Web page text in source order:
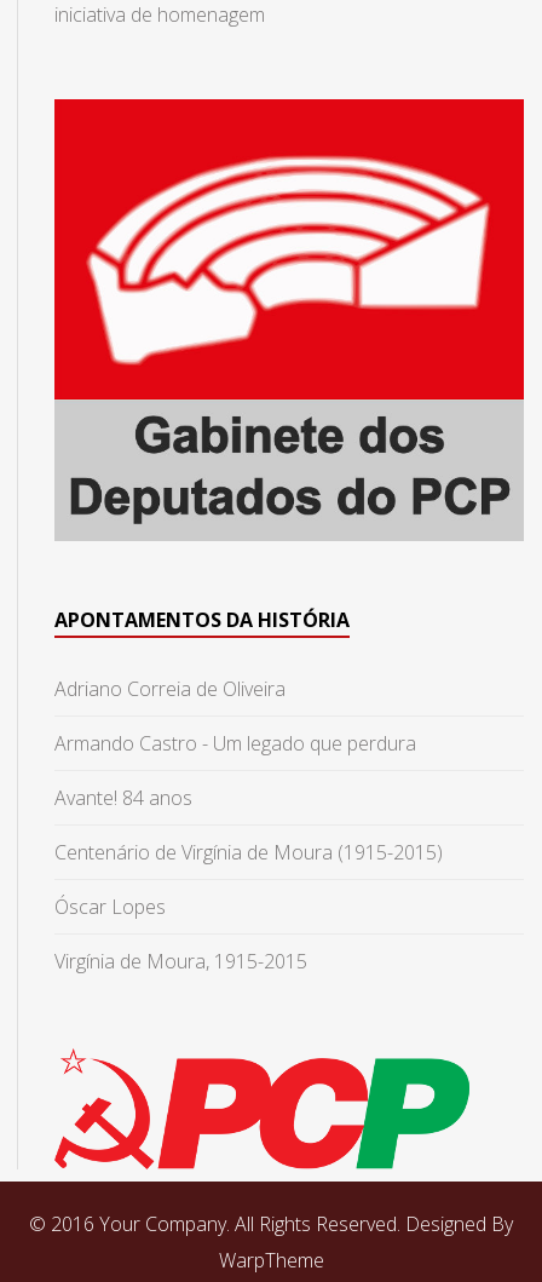
iniciativa de homenagem
APONTAMENTOS DA HISTÓRIA
Adriano Correia de Oliveira
Armando Castro - Um legado que perdura
Avante! 84 anos
Centenário de Virgínia de Moura (1915-2015)
Óscar Lopes
Virgínia de Moura, 1915-2015
© 2016 Your Company. All Rights Reserved. Designed By
WarpTheme